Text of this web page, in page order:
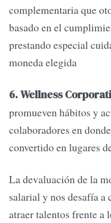
complementaria que
basado en el
prestando especial
moneda elegida
6. Wellness
promueven hábitos y
colaboradores en
convertido en lugares
La devaluación de la
salarial y nos desafía a
atraer talentos frente a